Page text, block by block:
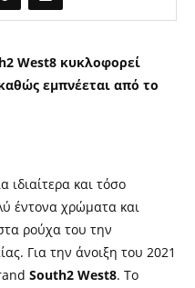
West8 κυκλοφορεί
εμπνέεται από το
ιδιαίτερα και τόσο
έντονα χρώματα και
ρούχα του την
Για την άνοιξη του 2021
South2 West8. Το